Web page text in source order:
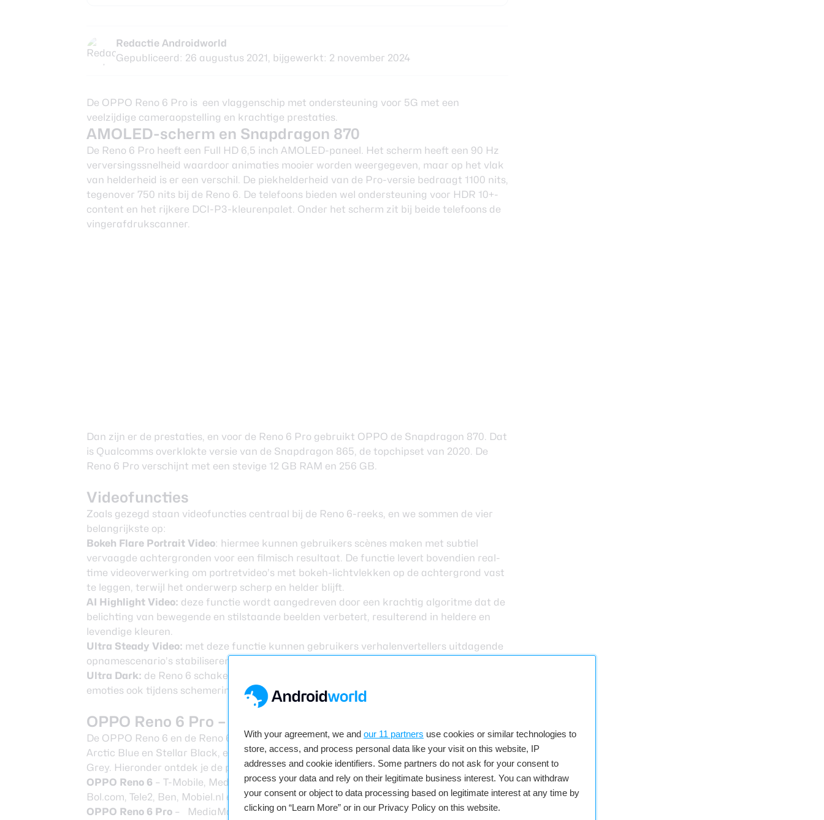
With your agreement, we and our 11 partners use cookies or similar technologies to
store, access, and process personal data like your visit on this website, IP
addresses and cookie identifiers. Some partners do not ask for your consent to
process your data and rely on their legitimate business interest. You can withdraw
your consent or object to data processing based on legitimate interest at any time by
clicking on “Learn More” or in our Privacy Policy on this website.
Redactie Androidworld
Gepubliceerd: 26 augustus 2021, bijgewerkt: 2 november 2024
De OPPO Reno 6 Pro is een vlaggenschip met ondersteuning voor 5G met een
veelzijdige cameraopstelling en krachtige prestaties.
AMOLED-scherm en Snapdragon 870
De Reno 6 Pro heeft een Full HD 6,5 inch AMOLED-paneel. Het scherm heeft een 90 Hz
verversingssnelheid waardoor animaties mooier worden weergegeven, maar op het vlak
van helderheid is er een verschil. De piekhelderheid van de Pro-versie bedraagt 1100 nits,
tegenover 750 nits bij de Reno 6. De telefoons bieden wel ondersteuning voor HDR 10+-
content en het rijkere DCI-P3-kleurenpalet. Onder het scherm zit bij beide telefoons de
vingerafdrukscanner.
Dan zijn er de prestaties, en voor de Reno 6 Pro gebruikt OPPO de Snapdragon 870. Dat
is Qualcomms overklokte versie van de Snapdragon 865, de topchipset van 2020. De
Reno 6 Pro verschijnt met een stevige 12 GB RAM en 256 GB.
Videofuncties
Zoals gezegd staan videofuncties centraal bij de Reno 6-reeks, en we sommen de vier
belangrijkste op:
Bokeh Flare Portrait Video: hiermee kunnen gebruikers scènes maken met subtiel
vervaagde achtergronden voor een filmisch resultaat. De functie levert bovendien real-
time videoverwerking om portretvideo’s met bokeh-lichtvlekken op de achtergrond vast
te leggen, terwijl het onderwerp scherp en helder blijft.
AI Highlight Video: deze functie wordt aangedreven door een krachtig algoritme dat de
belichting van bewegende en stilstaande beelden verbetert, resulterend in heldere en
levendige kleuren.
Ultra Steady Video: met deze functie kunnen gebruikers verhalenvertellers uitdagende
opnamescenario’s stabiliseren.
Ultra Dark: de Reno 6 schakelt
emoties ook tijdens schemering of ‘s nachts zuiver kunnen worden vastgelegd.
OPPO Reno 6 Pro – prijzen en beschikbaarheid
De OPPO Reno 6 en de Reno 6 Pro zijn nu verkrijgbaar. Je vindt de Reno 6 in de kleuren
Arctic Blue en Stellar Black, en de Pro-versie is verkrijgbaar in Arctic Blue en Lunar
Grey. Hieronder ontdek je de prijzen:
OPPO Reno 6 – T-Mobile, MediaMarkt,KPN , Vodafone,Belsimpel,Coolblue,
Bol.com, Tele2, Ben, Mobiel.nl en deOPPO e-store–499 euro
OPPO Reno 6 Pro – MediaMarkt,KPN,Vodafone,Belsimpel,Coolblue, Bol.com,Tele2,